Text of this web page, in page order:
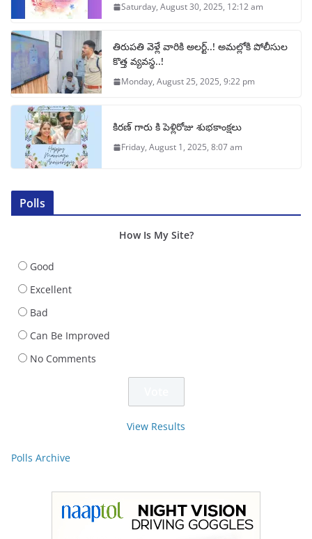
Saturday, August 30, 2025, 12:12 am
తిరుపతి వెళ్లే వారికి అలర్ట్..! అమల్లోకి పోలీసుల
కొత్త వ్యవస్థ..!
Monday, August 25, 2025, 9:22 pm
కిరణ్ గారు కి పెళ్లిరోజు శుభకాంక్షలు
Friday, August 1, 2025, 8:07 am
Polls
How Is My Site?
Good
Excellent
Bad
Can Be Improved
No Comments
View Results
Polls Archive